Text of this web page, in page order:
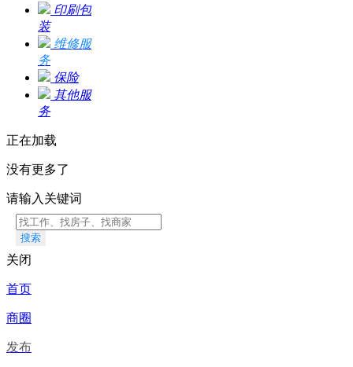
印刷包
装
维修服
务
保险
其他服
务
正在加载
没有更多了
请输入关键词
搜索
关闭
首页
商圈
发布